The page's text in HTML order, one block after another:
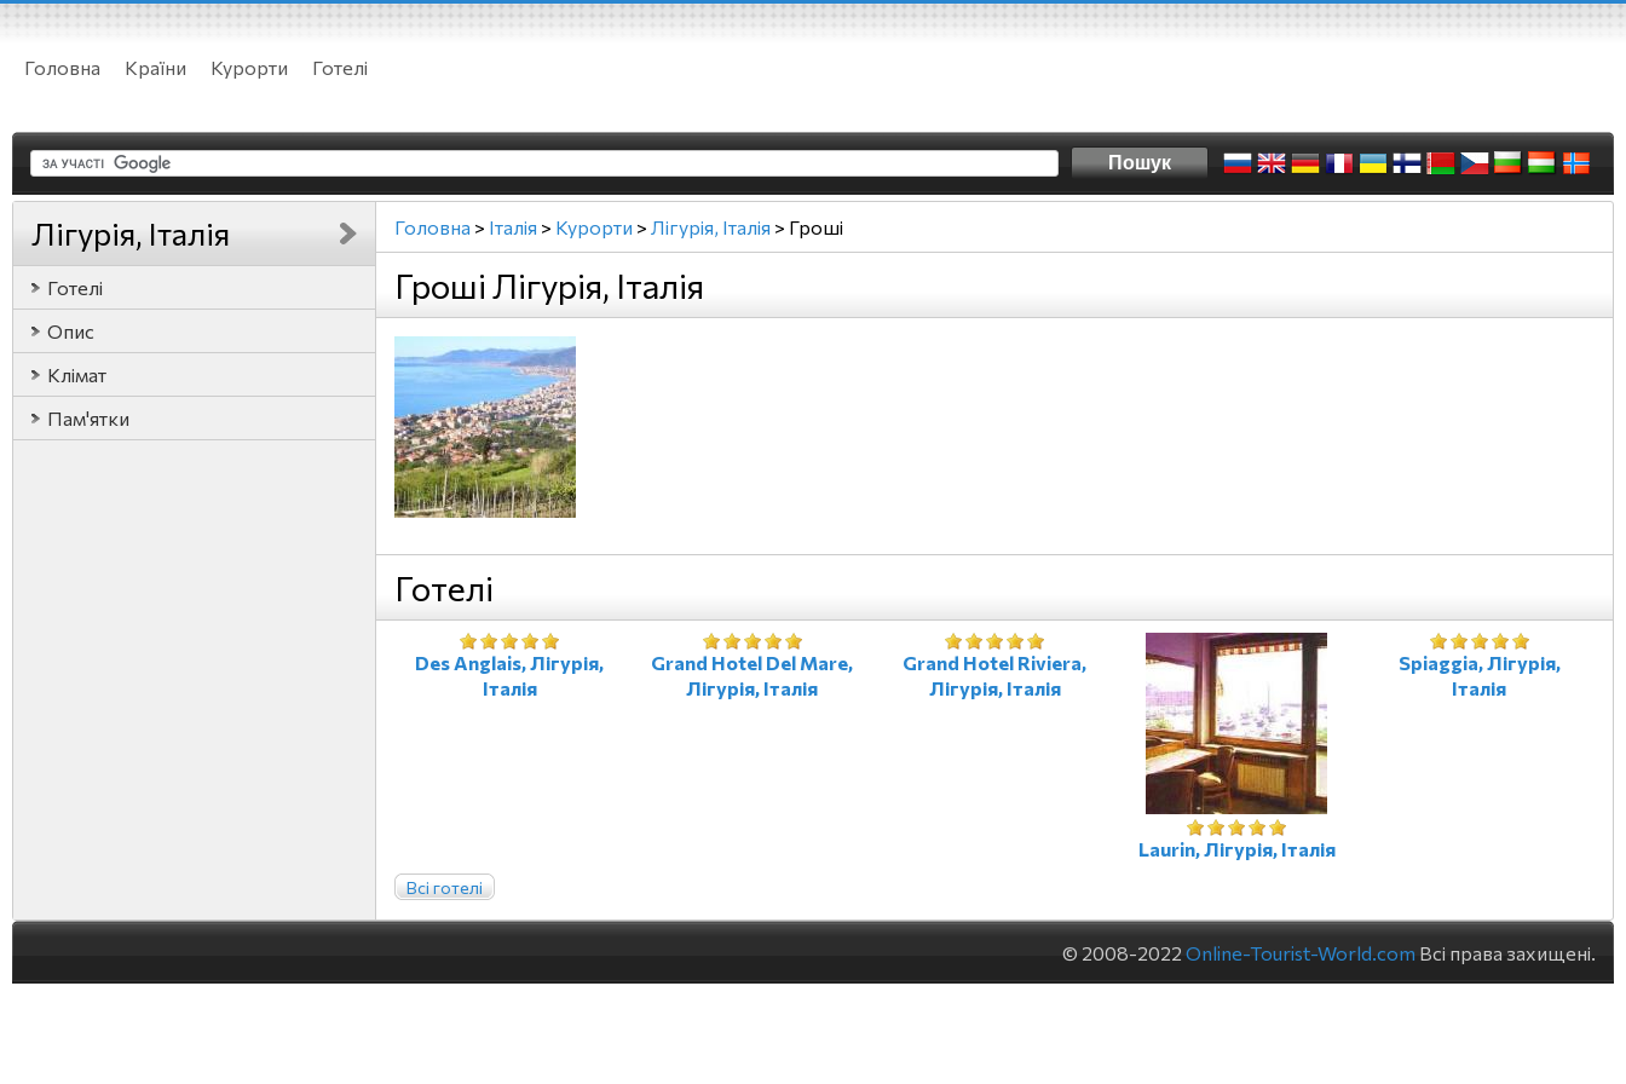
Головна Країни Курорти Готелі
Лігурія, Італія
Готелі
Опис
Клімат
Пам'ятки
Головна > Італія > Курорти > Лігурія, Італія > Гроші
Гроші Лігурія, Італія
Готелі
Des Anglais, Лігурія,
Італія
Grand Hotel Del Mare,
Лігурія, Італія
Grand Hotel Riviera,
Лігурія, Італія
Laurin, Лігурія, Італія
Spiaggia, Лігурія,
Італія
Всі готелі
© 2008-2022 Online-Tourist-World.com Всі права захищені.